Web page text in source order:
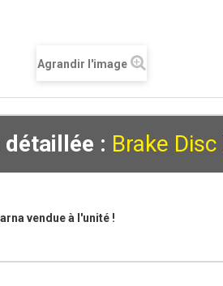
Agrandir l'image
: Brake
vendue à l'unité !